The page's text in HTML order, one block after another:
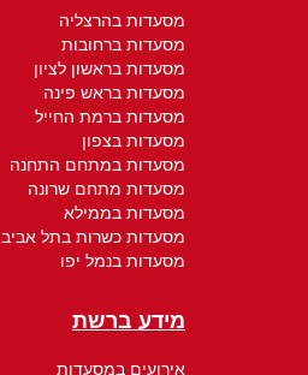
מסעדות בהרצליה
מסעדות ברחובות
מסעדות בראשון לציון
מסעדות בראש פינה
מסעדות ברמת החייל
מסעדות בצפון
מסעדות במתחם התחנה
מסעדות מתחם שרונה
מסעדות בממילא
מסעדות כשרות בתל אביב
מסעדות בנמל יפו
מידע ברשת
אירועים במסעדות